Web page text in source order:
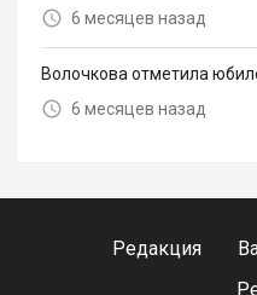
6 месяцев назад
Волочкова отметила
6 месяцев назад
Редакция